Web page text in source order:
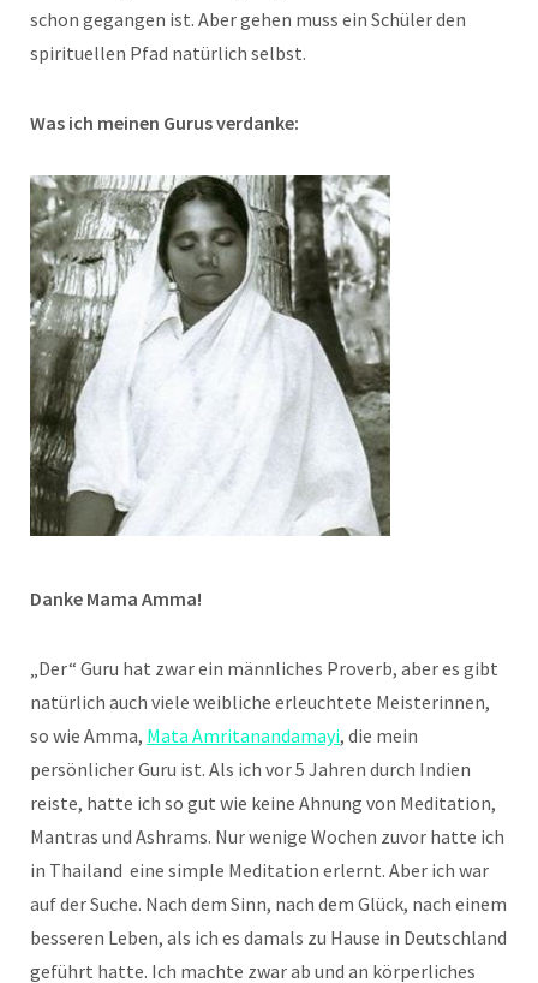
schon gegangen ist. Aber gehen muss ein Schüler den
spirituellen Pfad natürlich selbst.
Was ich meinen Gurus verdanke:
Danke Mama Amma!
„Der“ Guru hat zwar ein männliches Proverb, aber es gibt
natürlich auch viele weibliche erleuchtete Meisterinnen,
so wie Amma, Mata Amritanandamayi, die mein
persönlicher Guru ist. Als ich vor 5 Jahren durch Indien
reiste, hatte ich so gut wie keine Ahnung von Meditation,
Mantras und Ashrams. Nur wenige Wochen zuvor hatte ich
in Thailand eine simple Meditation erlernt. Aber ich war
auf der Suche. Nach dem Sinn, nach dem Glück, nach einem
besseren Leben, als ich es damals zu Hause in Deutschland
geführt hatte. Ich machte zwar ab und an körperliches